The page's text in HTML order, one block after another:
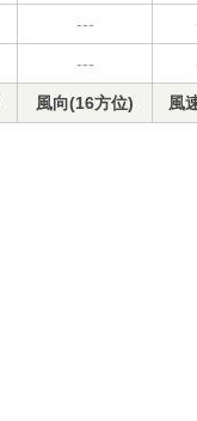
---
---
風向(16方位) 風